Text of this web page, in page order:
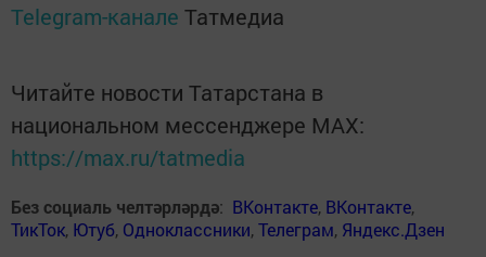
Telegram-канале Татмедиа
Читайте новости Татарстана в
национальном мессенджере MАХ:
https://max.ru/tatmedia
Без социаль челтәрләрдә: ВКонтакте, ВКонтакте,
ТикТок, Ютуб, Одноклассники,Телеграм, Яндекс.Дзен